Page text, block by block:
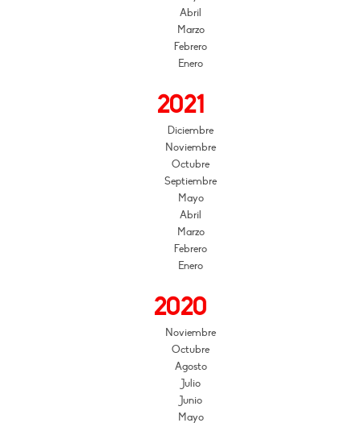
Abril
Marzo
Febrero
Enero
2021
Diciembre
Noviembre
Octubre
Septiembre
Mayo
Abril
Marzo
Febrero
Enero
2020
Noviembre
Octubre
Agosto
Julio
Junio
Mayo